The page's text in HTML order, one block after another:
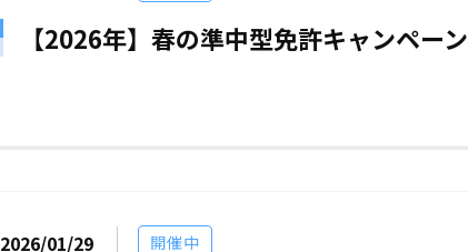
【2026年】春の準中型免許キャンペーン
2026/01/29 開催中